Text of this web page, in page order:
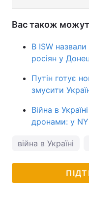
Вас також
В ISW назвали
росіян у
Путін готує
змусити
Війна в
дронами: у
війна в Україні